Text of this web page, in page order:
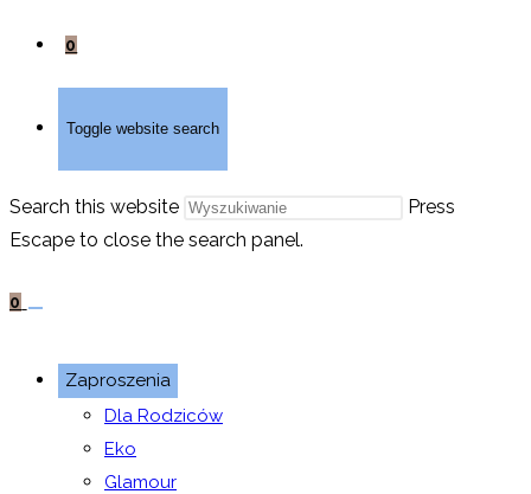
0
Toggle website search
Search this website
Press
Escape to close the search panel.
0
Zaproszenia
Dla Rodziców
Eko
Glamour